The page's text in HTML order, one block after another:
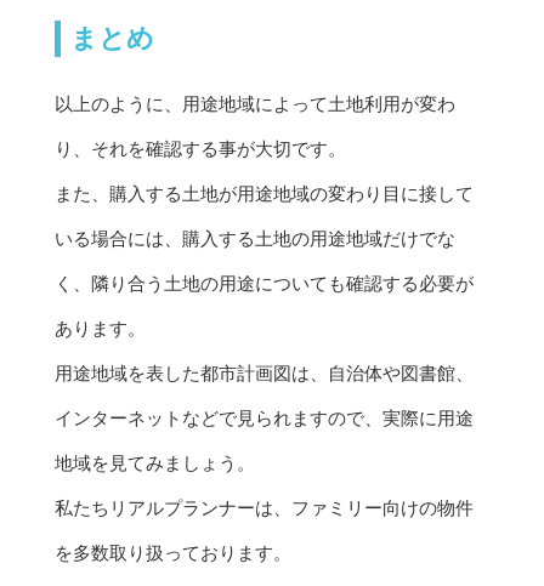
まとめ
以上のように、用途地域によって土地利用が変わ
り、それを確認する事が大切です。
また、購入する土地が用途地域の変わり目に接して
いる場合には、購入する土地の用途地域だけでな
く、隣り合う土地の用途についても確認する必要が
あります。
用途地域を表した都市計画図は、自治体や図書館、
インターネットなどで見られますので、実際に用途
地域を見てみましょう。
私たち リアルプランナーは、ファミリー向けの物件
を多数取り扱っております。